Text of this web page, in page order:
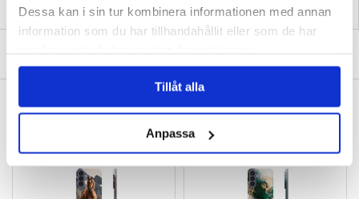
Dessa kan i sin tur kombinera informationen med annan
information som du har tillhandahållit eller som de har
Tillåt alla
Anpassa
Samsung Galaxy S26+ TPU-Skal - Gorilla Samsung Galaxy S26+ TPU-Skal - Höna